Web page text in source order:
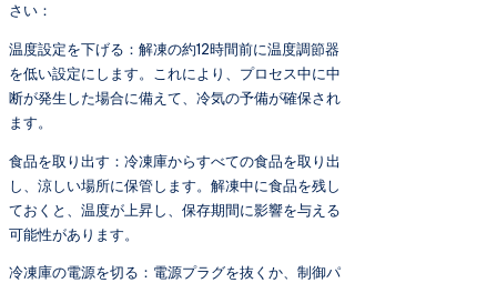
さい：
温度設定を下げる：解凍の約12時間前に温度調節器
を低い設定にします。これにより、プロセス中に中
断が発生した場合に備えて、冷気の予備が確保され
ます。
食品を取り出す：冷凍庫からすべての食品を取り出
し、涼しい場所に保管します。解凍中に食品を残し
ておくと、温度が上昇し、保存期間に影響を与える
可能性があります。
冷凍庫の電源を切る：電源プラグを抜くか、制御パ